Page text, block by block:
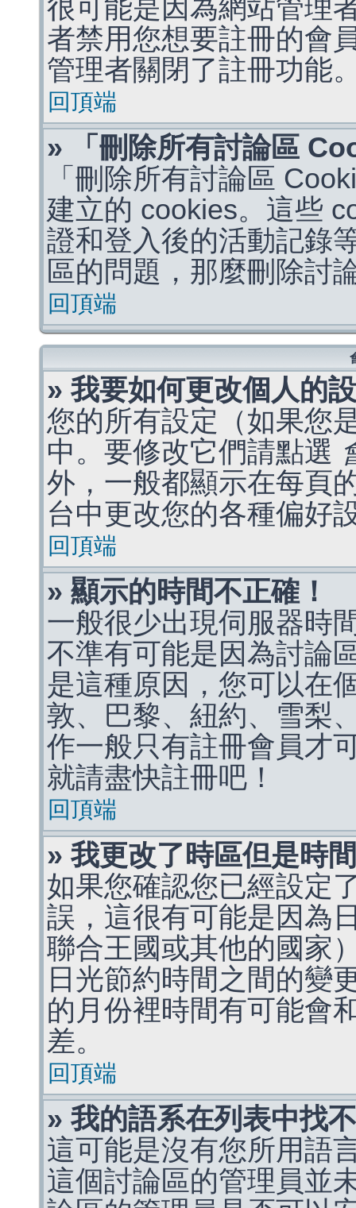
很可能是因為網站管理
者禁用您想要註冊的會
管理者關閉了註冊功能
回頂端
» 「刪除所有討論區
「刪除所有討論區
建立的 cookies。這些
證和登入後的活動記錄
區的問題，那麼刪除討
回頂端
» 我要如何更改個人的
您的所有設定（如果您
中。要修改它們請點選
外，一般都顯示在每頁
台中更改您的各種偏好
回頂端
» 顯示的時間不正確！
一般很少出現伺服器時
不準有可能是因為討論
是這種原因，您可以在
敦、巴黎、紐約、雪梨
作一般只有註冊會員才
就請盡快註冊吧！
回頂端
» 我更改了時區但是時
如果您確認您已經設定
誤，這很有可能是因為
聯合王國或其他的國家
日光節約時間之間的變
的月份裡時間有可能會
差。
回頂端
» 我的語系在列表中找
這可能是沒有您所用語
這個討論區的管理員並